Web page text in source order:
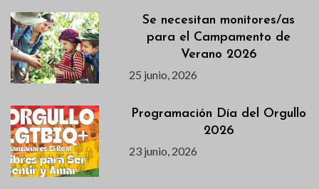
Se necesitan monitores/as
para el Campamento de
Verano 2026
25 junio, 2026
Programación Día del Orgullo
2026
23 junio, 2026